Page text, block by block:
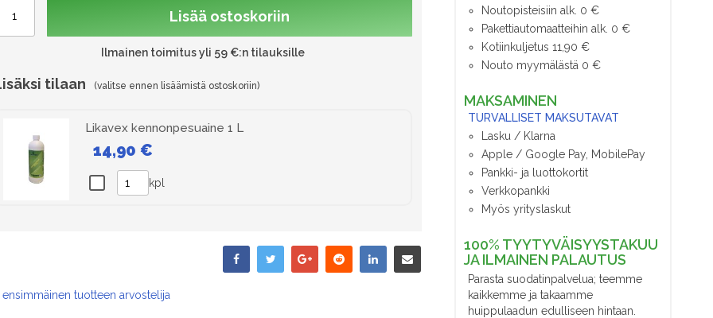
Lisää ostoskoriin
Ilmainen toimitus yli 59 €:n tilauksille
tilaan
Likavex kennonpesuaine 1 L
14,90 €
kpl
ensimmäinen tuotteen arvostelija
Noutopisteisiin alk. 0 €
Pakettiautomaatteihin alk. 0 €
Kotiinkuljetus 11,90 €
Nouto myymälästä 0 €
MAKSAMINEN
TURVALLISET MAKSUTAVAT
Lasku / Klarna
Apple / Google Pay, MobilePay
Pankki- ja luottokortit
Verkkopankki
Myös yrityslaskut
100% TYYTYVÄISYYSTAKUU
JA ILMAINEN PALAUTUS
Parasta suodatinpalvelua; teemme
kaikkemme ja takaamme
huippulaadun edulliseen hintaan.